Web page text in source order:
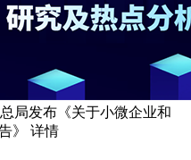
局发布《关于小微企业和
》 详情